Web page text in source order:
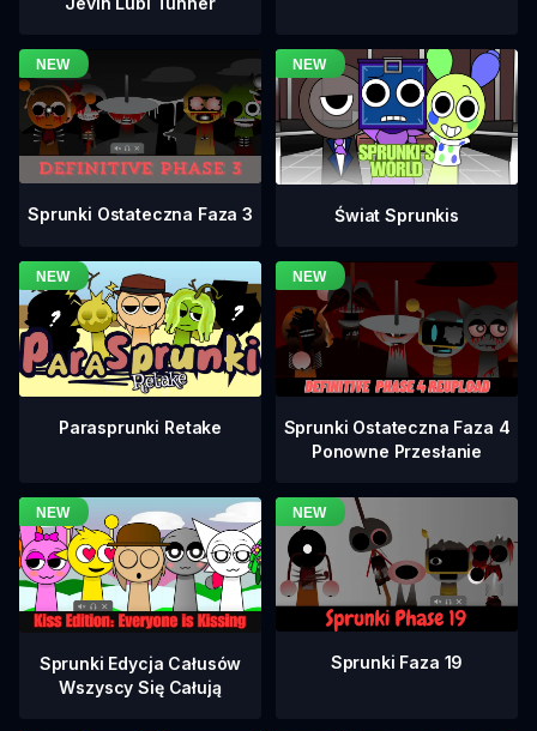
Sprunki Ostateczna Faza 3 Świat Sprunkis
Parasprunki Retake
Sprunki Ostateczna Faza 4
Ponowne Przesłanie
Sprunki Edycja Całusów
Wszyscy Się Całują
Sprunki Faza 19